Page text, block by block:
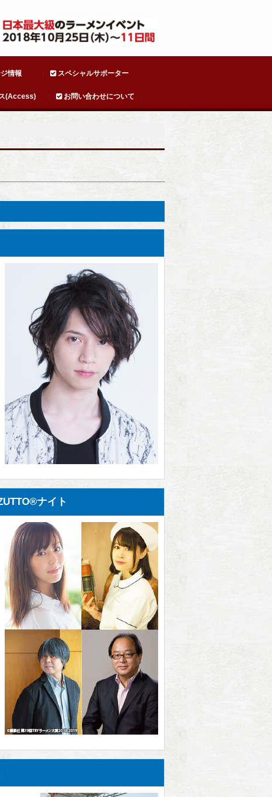
情報 スペシャルサポーター
(Access) お問い合わせについて
ナイト